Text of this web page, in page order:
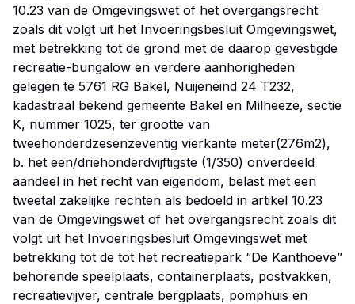
10.23 van de Omgevingswet of het overgangsrecht
zoals dit volgt uit het Invoeringsbesluit Omgevingswet,
met betrekking tot de grond met de daarop gevestigde
recreatie-bungalow en verdere aanhorigheden
gelegen te 5761 RG Bakel, Nuijeneind 24 T232,
kadastraal bekend gemeente Bakel en Milheeze, sectie
K, nummer 1025, ter grootte van
tweehonderdzesenzeventig vierkante meter(276m2),
b. het een/driehonderdvijftigste (1/350) onverdeeld
aandeel in het recht van eigendom, belast met een
tweetal zakelijke rechten als bedoeld in artikel 10.23
van de Omgevingswet of het overgangsrecht zoals dit
volgt uit het Invoeringsbesluit Omgevingswet met
betrekking tot de tot het recreatiepark “De Kanthoeve”
behorende speelplaats, containerplaats, postvakken,
recreatievijver, centrale bergplaats, pomphuis en